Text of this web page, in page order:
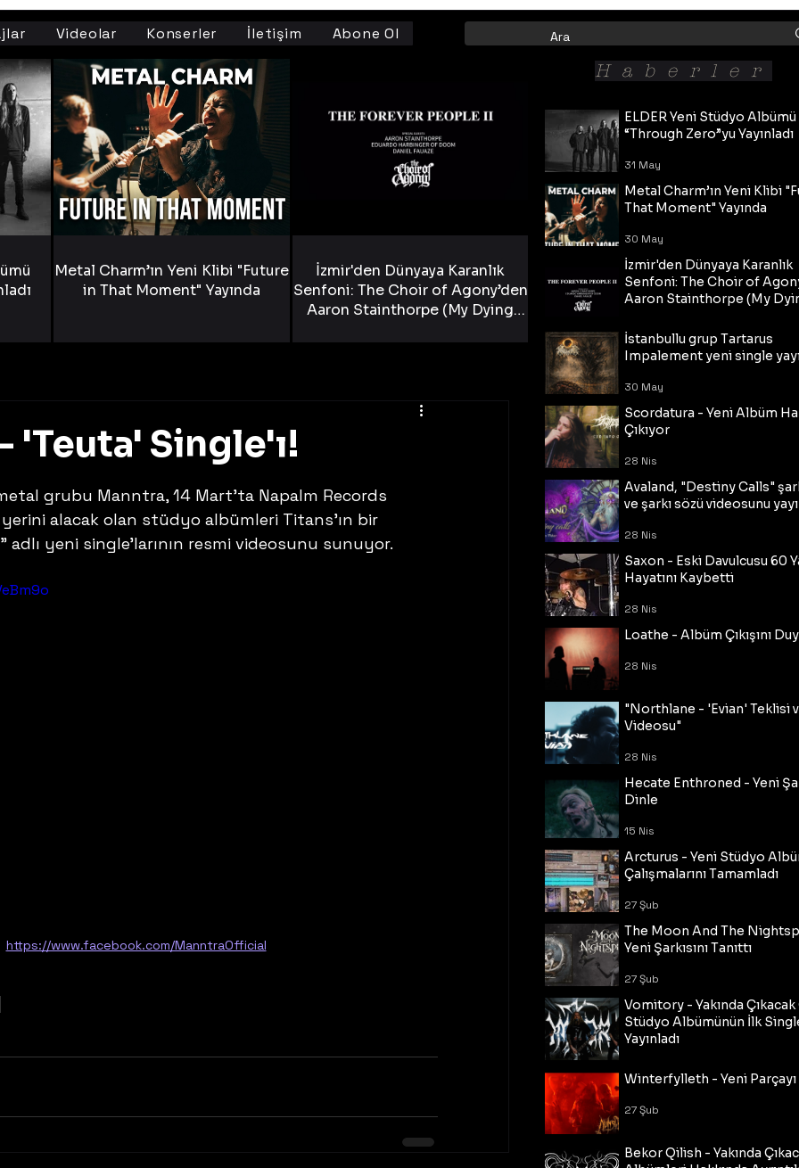
Videolar Konserler İletişim Abone Ol
'Teuta' Single'ı!
grubu Manntra, 14 Mart'ta Napalm Records
yerini alacak olan stüdyo albümleri Titans'ın bir
adlı yeni single'larının resmi videosunu sunuyor.
https://www.facebook.com/ManntraOfficial
Metal Charm’ın Yeni Klibi "Future
in That Moment" Yayında
İzmir'den Dünyaya Karanlık
Senfoni: The Choir of Agony’den
Aaron Stainthorpe (My Dying
ELDER Yeni Stüdyo Albümü
“Through Zero”yu Yayınladı
31 May
Metal Charm’ın Yeni Klibi
That Moment" Yayında
30 May
İzmir'den Dünyaya Karanlık
Senfoni: The Choir of
Aaron Stainthorpe (My
Tekli!
30 May
İstanbullu grup Tartarus
Impalement yeni single
30 May
Scordatura - Yeni Albüm
Çıkıyor
28 Nis
Avaland, "Destiny Calls"
ve şarkı sözü videosunu
28 Nis
Saxon - Eski Davulcusu 60
Hayatını Kaybetti
28 Nis
Loathe - Albüm Çıkışını
28 Nis
"Northlane - 'Evian' Teklisi
Videosu"
28 Nis
Hecate Enthroned - Yeni
Dinle
15 Nis
Arcturus - Yeni Stüdyo
Çalışmalarını Tamamladı
27 Şub
The Moon And The
Yeni Şarkısını Tanıttı
27 Şub
Vomitory - Yakında
Stüdyo Albümünün İlk
Yayınladı
Winterfylleth - Yeni Parçayı
27 Şub
Bekor Qilish - Yakında
Haberler